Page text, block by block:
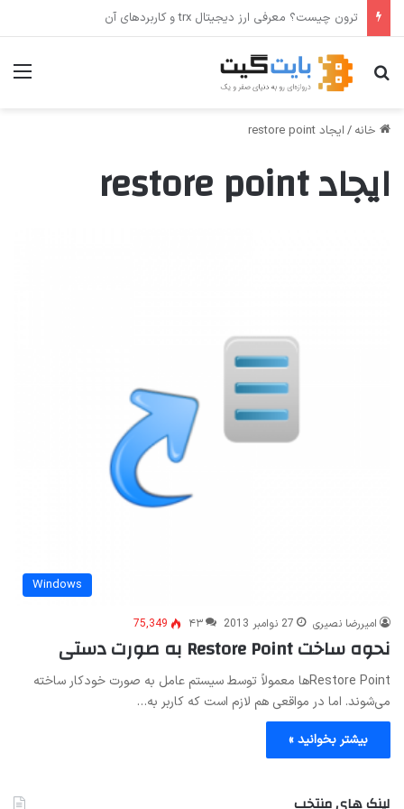
ترون چیست؟ معرفی ارز دیجیتال trx و کاربردهای آن
جستجو برای
خانه / ایجاد restore point
ایجاد restore point
Windows
امیررضا نصیری 27 نوامبر 2013 ۴۳ 75,349
نحوه ساخت Restore Point به صورت دستی
Restore Pointها معمولاً توسط سیستم عامل به صورت خودکار ساخته
می‌شوند. اما در مواقعی هم لازم است که کاربر به…
بیشتر بخوانید »
لینک های منتخب